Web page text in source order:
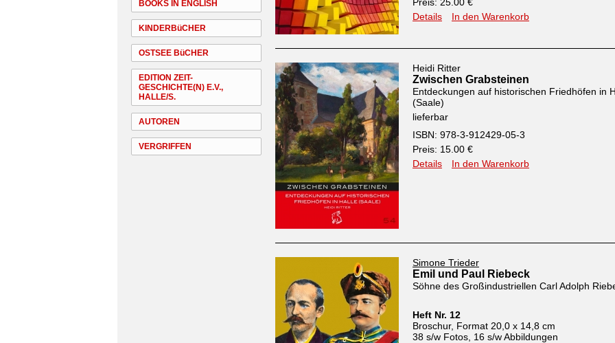
BOOKS IN ENGLISH
KINDERBüCHER
OSTSEE BüCHER
EDITION ZEIT-
GESCHICHTE(N) E.V.,
HALLE/S.
AUTOREN
VERGRIFFEN
Details
In den Warenkorb
Heidi Ritter
Zwischen Grabsteinen
Entdeckungen auf historischen Friedhöfen in
(Saale)
lieferbar
ISBN: 978-3-912429-05-3
Preis: 15.00 €
Details
In den Warenkorb
Simone Trieder
Emil und Paul Riebeck
Söhne des Großindustriellen Carl Adolph
Heft Nr. 12
Broschur, Format 20,0 x 14,8 cm
38 s/w Fotos, 16 s/w Abbildungen